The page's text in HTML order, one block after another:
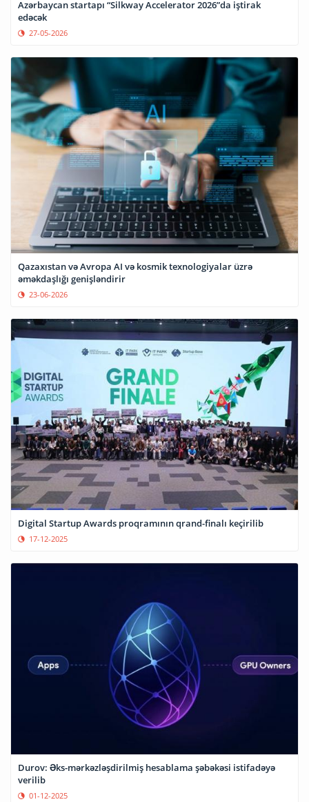
Azərbaycan startapı “Silkway Accelerator 2026”da iştirak
edəcək
27-05-2026
Qazaxıstan və Avropa AI və kosmik texnologiyalar üzrə
əməkdaşlığı genişləndirir
23-06-2026
Digital Startup Awards proqramının qrand-finalı keçirilib
17-12-2025
Durov: Əks-mərkəzləşdirilmiş hesablama şəbəkəsi istifadəyə
verilib
01-12-2025